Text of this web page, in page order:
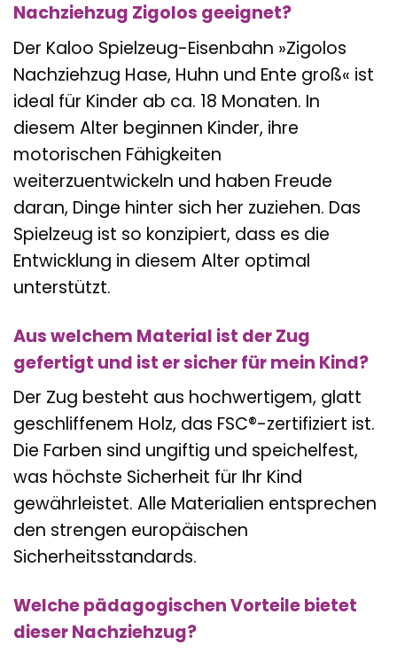
Nachziehzug Zigolos geeignet?
Der Kaloo Spielzeug-Eisenbahn »Zigolos
Nachziehzug Hase, Huhn und Ente groß« ist
ideal für Kinder ab ca. 18 Monaten. In
diesem Alter beginnen Kinder, ihre
motorischen Fähigkeiten
weiterzuentwickeln und haben Freude
daran, Dinge hinter sich her zuziehen. Das
Spielzeug ist so konzipiert, dass es die
Entwicklung in diesem Alter optimal
unterstützt.
Aus welchem Material ist der Zug
gefertigt und ist er sicher für mein Kind?
Der Zug besteht aus hochwertigem, glatt
geschliffenem Holz, das FSC®-zertifiziert ist.
Die Farben sind ungiftig und speichelfest,
was höchste Sicherheit für Ihr Kind
gewährleistet. Alle Materialien entsprechen
den strengen europäischen
Sicherheitsstandards.
Welche pädagogischen Vorteile bietet
dieser Nachziehzug?